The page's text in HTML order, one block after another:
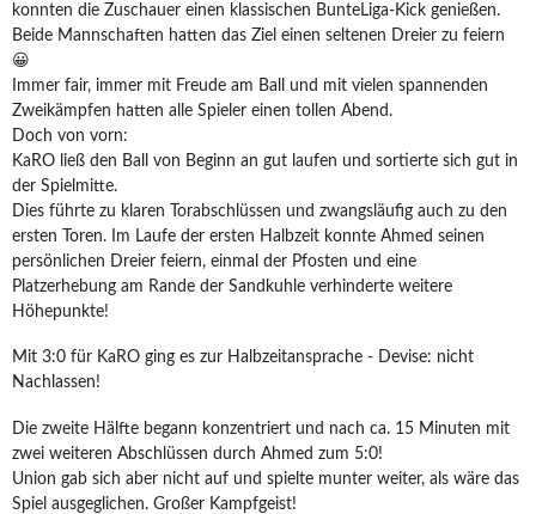
konnten die Zuschauer einen klassischen BunteLiga-Kick genießen.
Beide Mannschaften hatten das Ziel einen seltenen Dreier zu feiern
😀
Immer fair, immer mit Freude am Ball und mit vielen spannenden
Zweikämpfen hatten alle Spieler einen tollen Abend.
Doch von vorn:
KaRO ließ den Ball von Beginn an gut laufen und sortierte sich gut in
der Spielmitte.
Dies führte zu klaren Torabschlüssen und zwangsläufig auch zu den
ersten Toren. Im Laufe der ersten Halbzeit konnte Ahmed seinen
persönlichen Dreier feiern, einmal der Pfosten und eine
Platzerhebung am Rande der Sandkuhle verhinderte weitere
Höhepunkte!
Mit 3:0 für KaRO ging es zur Halbzeitansprache - Devise: nicht
Nachlassen!
Die zweite Hälfte begann konzentriert und nach ca. 15 Minuten mit
zwei weiteren Abschlüssen durch Ahmed zum 5:0!
Union gab sich aber nicht auf und spielte munter weiter, als wäre das
Spiel ausgeglichen. Großer Kampfgeist!